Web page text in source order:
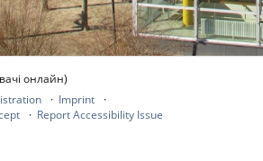
онлайн)
Imprint
Report Accessibility Issue